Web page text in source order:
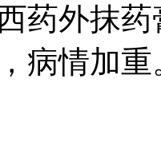
药外抹
病情加重